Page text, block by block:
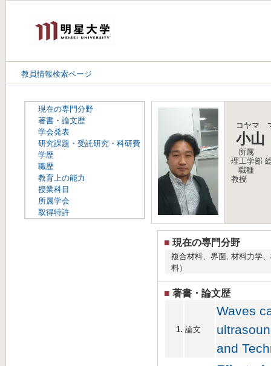
教員情報検索ページ
現在の専門分野
著書・論文歴
学会発表
研究課題・受託研究・科研費
学歴
職歴
教育上の能力
授業科目
所属学会
取得特許
コヤマ
小
所属
理工学部
職種
教授
■ 現在の専門分野
複合材料、界面, 材料力学
料）
■ 著書・論文歴
1. 論文
Waves
and